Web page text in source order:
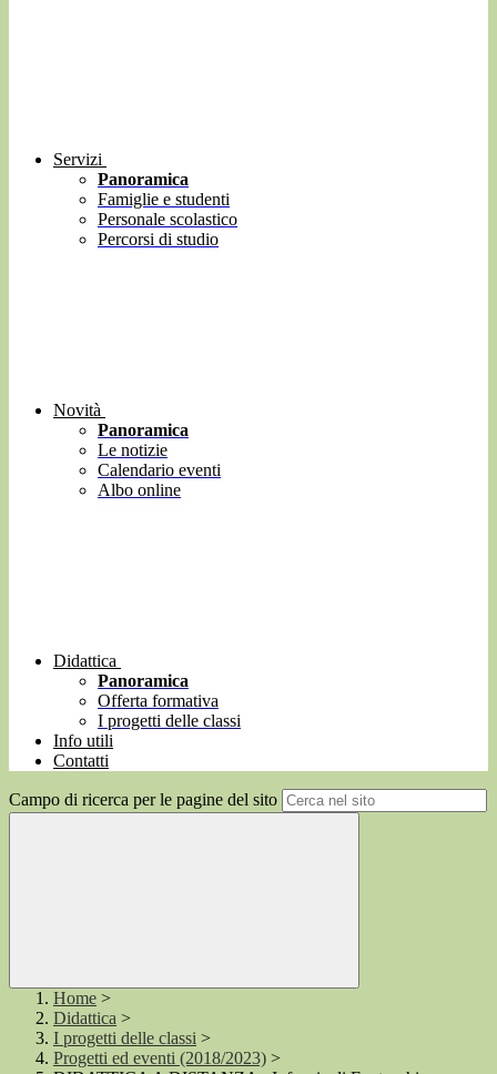
Servizi
Panoramica
Famiglie e studenti
Personale scolastico
Percorsi di studio
Novità
Panoramica
Le notizie
Calendario eventi
Albo online
Didattica
Panoramica
Offerta formativa
I progetti delle classi
Info utili
Contatti
Campo di ricerca per le pagine del sito
Home >
Didattica >
I progetti delle classi >
Progetti ed eventi (2018/2023) >